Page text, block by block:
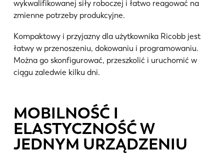
wykwalifikowanej siły roboczej i łatwo reagować na
zmienne potrzeby produkcyjne.
Kompaktowy i przyjazny dla użytkownika Ricobb jest
łatwy w przenoszeniu, dokowaniu i programowaniu.
Można go skonfigurować, przeszkolić i uruchomić w
ciągu zaledwie kilku dni.
MOBILNOŚĆ I
ELASTYCZNOŚĆ W
JEDNYM URZĄDZENIU
Kontakt